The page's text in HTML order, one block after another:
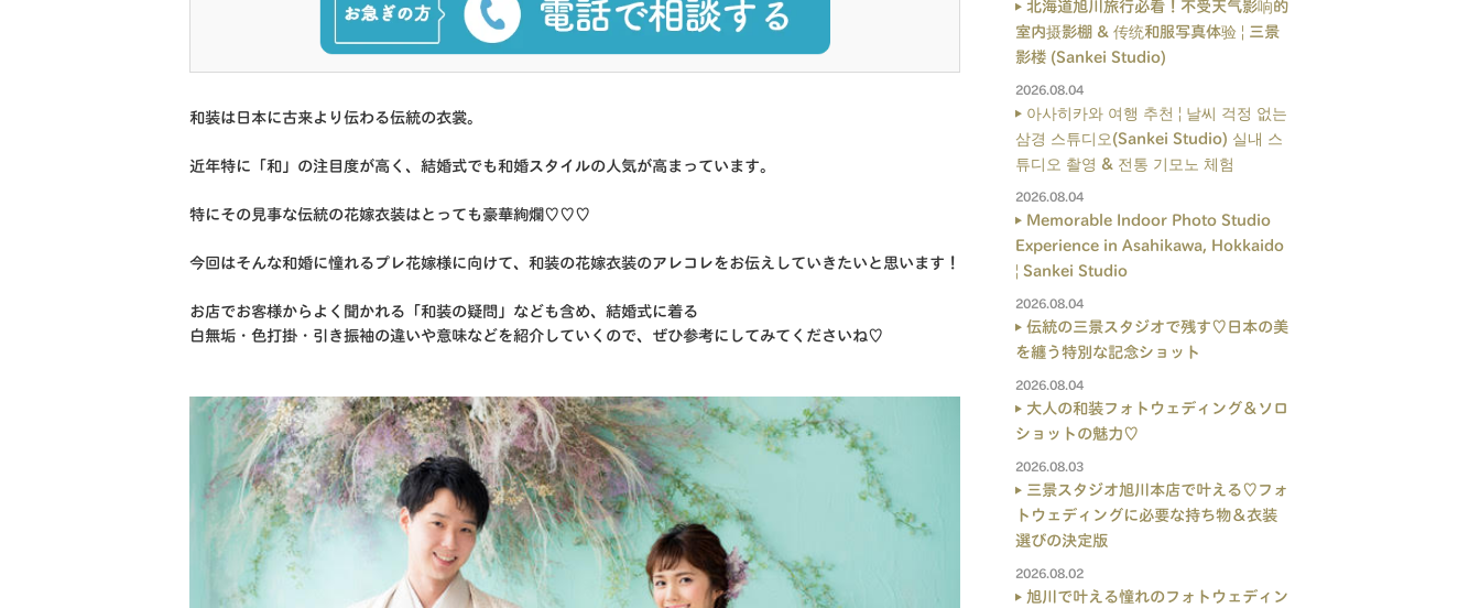
和装は日本に古来より伝わる伝統の衣裳。
近年特に「和」の注目度が高く、 結婚式でも和婚スタイルの人気が高まっています。
特にその見事な伝統の花嫁衣装はとっても豪華絢爛♡♡♡
今回はそんな和婚に憧れるプレ花嫁様に向けて、 和装の花嫁衣装のアレコレをお伝えしていきたいと思います！
お店でお客様からよく聞かれる「和装の疑問」なども含め、 結婚式に着る
白無垢・色打掛・引き振袖の違いや意味などを紹介していく ので、ぜひ参考にしてみてくださいね♡
北海道旭川旅行必看！不受天气影响的
室内摄影棚 & 传统和服写真体验 | 三景
影楼 (Sankei Studio)
2026.08.04
아사히카와 여행 추천 | 날씨 걱정 없는
삼경 스튜디오(Sankei Studio) 실내 스
튜디오 촬영 & 전통 기모노 체험
2026.08.04
Memorable Indoor Photo Studio
Experience in Asahikawa, Hokkaido
| Sankei Studio
2026.08.04
伝統の三景スタジオで残す♡日本の美
を纏う特別な記念ショット
2026.08.04
大人の和装フォトウェディング＆ソロ
ショットの魅力♡
2026.08.03
三景スタジオ旭川本店で叶える♡フォ
トウェディングに必要な持ち物＆衣装
選びの決定版
2026.08.02
旭川で叶える憧れのフォトウェディン